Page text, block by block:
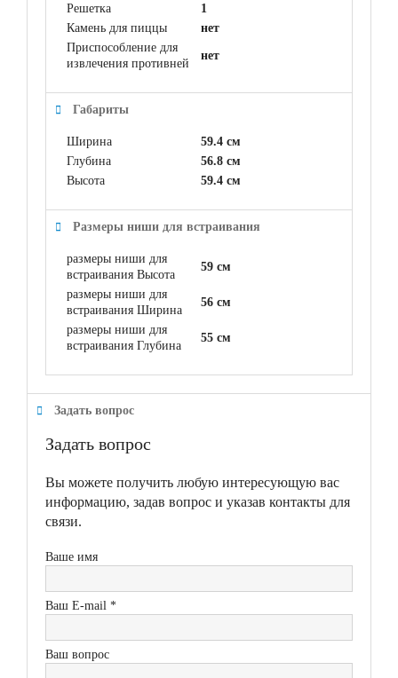
Решетка
1
Камень для пиццы
нет
Приспособление для
извлечения противней
нет
Габариты
Ширина
59.4 см
Глубина
56.8 см
Высота
59.4 см
Размеры ниши для встраивания
размеры ниши для
встраивания Высота
59 см
размеры ниши для
встраивания Ширина
56 см
размеры ниши для
встраивания Глубина
55 см
Задать вопрос
Задать вопрос
Вы можете получить любую интересующую вас
информацию, задав вопрос и указав контакты для
связи.
Ваше имя
Ваш E-mail *
Ваш вопрос